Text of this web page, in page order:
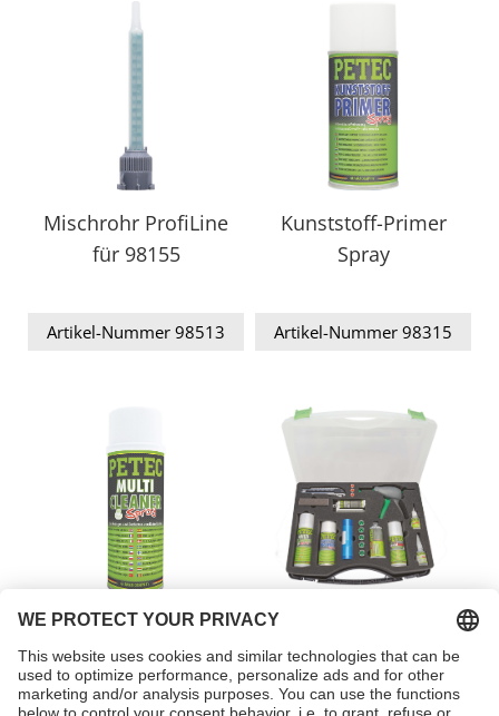
Mischrohr ProfiLine
für 98155
Artikel-Nummer 98513
Kunststoff-Primer
Spray
Artikel-Nummer 98315
Multi Cleaner Kunststoff-REPAIR-KIT